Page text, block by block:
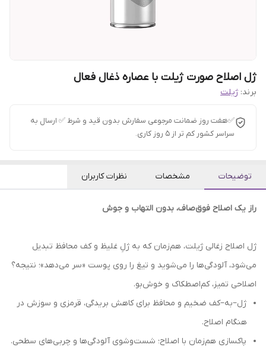
ژل اصلاح صورت ژیلت با عصاره ذغال فعال
برند: ژیلت
✅هفت روز ضمانت مرجوعی سفارش بدون قید و شرط ✅ ارسال به
سراسر کشور کم تر از 5 روز کاری.
توضیحات مشخصات نظرات کاربران
راز یک اصلاح فوق‌صاف، بدون التهاب و جوش
ژل اصلاح زغالی ژیلت، هم‌زمان که به ژلِ غلیظ و کف محافظ تبدیل
می‌شود، آلودگی‌ها را می‌شوید و تیغ را روی پوست «سر می‌دهد»؛ نتیجه؟
اصلاحی تمیز، کم‌اصطکاک و خوش‌بو.
ژل–به–کف ضخیم و محافظ برای کاهش بریدگی، قرمزی و سوزش در
هنگام اصلاح.
پاکسازی هم‌زمان با اصلاح؛ شست‌وشوی آلودگی‌ها و چربی‌های سطحی.